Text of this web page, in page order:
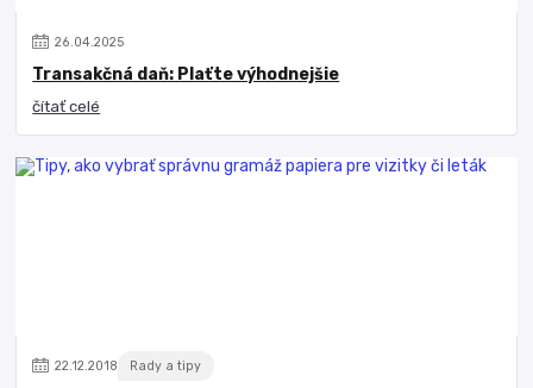
26.04.2025
Transakčná daň: Plaťte výhodnejšie
čítať celé
22.12.2018 Rady a tipy